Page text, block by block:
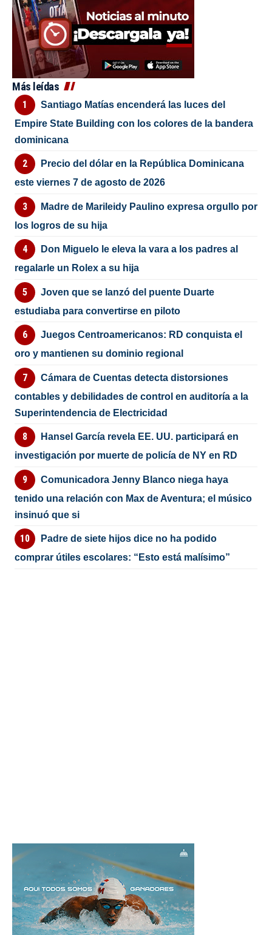
Más leídas
Santiago Matías encenderá las luces del
Empire State Building con los colores de la bandera
dominicana
Precio del dólar en la República Dominicana
este viernes 7 de agosto de 2026
Madre de Marileidy Paulino expresa orgullo por
los logros de su hija
Don Miguelo le eleva la vara a los padres al
regalarle un Rolex a su hija
Joven que se lanzó del puente Duarte
estudiaba para convertirse en piloto
Juegos Centroamericanos: RD conquista el
oro y mantienen su dominio regional
Cámara de Cuentas detecta distorsiones
contables y debilidades de control en auditoría a la
Superintendencia de Electricidad
Hansel García revela EE. UU. participará en
investigación por muerte de policía de NY en RD
Comunicadora Jenny Blanco niega haya
tenido una relación con Max de Aventura; el músico
insinuó que si
Padre de siete hijos dice no ha podido
comprar útiles escolares: “Esto está malísimo”